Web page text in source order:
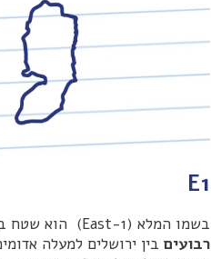
E1
בשמו המלא (East-1) הוא שטח בן
רבועים בין ירושלים למעלה